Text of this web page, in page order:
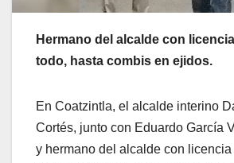
Hermano del alcalde con
todo, hasta combis en ejidos.
En Coatzintla, el alcalde interino
Cortés, junto con Eduardo García
y hermano del alcalde con